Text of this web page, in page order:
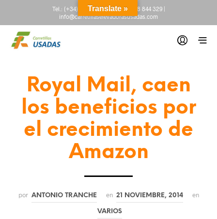
Tel.: (+34) 665 845 222-(+34) 918 844 329|
info@carretillaselevadorasusadas.com
Royal Mail, caen
los beneficios por
el crecimiento de
Amazon
por ANTONIO TRANCHE en 21 NOVIEMBRE, 2014 en
VARIOS
Translate »